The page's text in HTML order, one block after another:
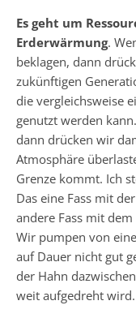
Es geht um
Erderwärmung.
beklagen, dann
zukünftigen
die vergleichsweise
genutzt werden
dann drücken wir
Atmosphäre
Grenze kommt. Ich
Das eine Fass mit
andere Fass mit
Wir pumpen von
auf Dauer nicht gut
der Hahn
weit aufgedreht wird.